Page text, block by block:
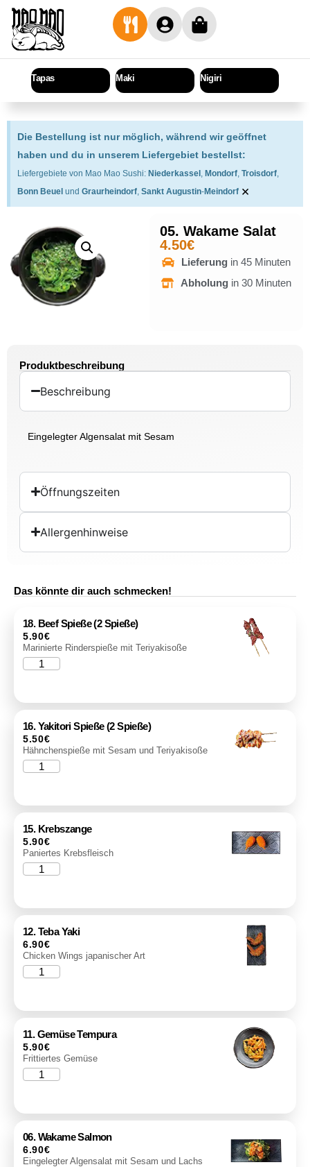
Tapas Maki Nigiri
Die Bestellung ist nur möglich, während wir geöffnet
haben und du in unserem Liefergebiet bestellst:
Liefergebiete von Mao Mao Sushi: Niederkassel , Mondorf, Troisdorf,
Bonn Beuel und Graurheindorf, Sankt Augustin-Meindorf ×
05. Wakame Salat
4.50€
Lieferung in 45 Minuten
Abholung in 30 Minuten
Produktbeschreibung
Beschreibung
Eingelegter Algensalat mit Sesam
Öffnungszeiten
Allergenhinweise
Das könnte dir auch schmecken!
18. Beef Spieße (2 Spieße)
5.90€
Marinierte Rinderspieße mit Teriyakisoße
16. Yakitori Spieße (2 Spieße)
5.50€
Hähnchenspieße mit Sesam und Teriyakisoße
15. Krebszange
5.90€
Paniertes Krebsfleisch
12. Teba Yaki
6.90€
Chicken Wings japanischer Art
11. Gemüse Tempura
5.90€
Frittiertes Gemüse
06. Wakame Salmon
6.90€
Eingelegter Algensalat mit Sesam und Lachs